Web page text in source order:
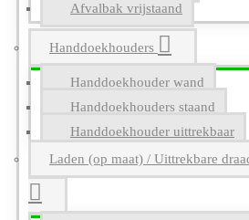
Afvalbak vrijstaand
Handdoekhouders
Handdoekhouder wand
Handdoekhouders staand
Handdoekhouder uittrekbaar
Laden (op maat) / Uittrekbare